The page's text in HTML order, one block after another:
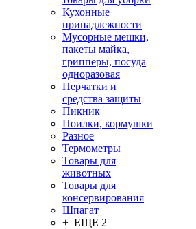
Кухонные
принадлежности
Мусорные мешки,
пакеты майка,
грипперы, посуда
одноразовая
Перчатки и
средства защиты
Пикник
Поилки, кормушки
Разное
Термометры
Товары для
животных
Товары для
консервирования
Шпагат
+ ЕЩЕ 2